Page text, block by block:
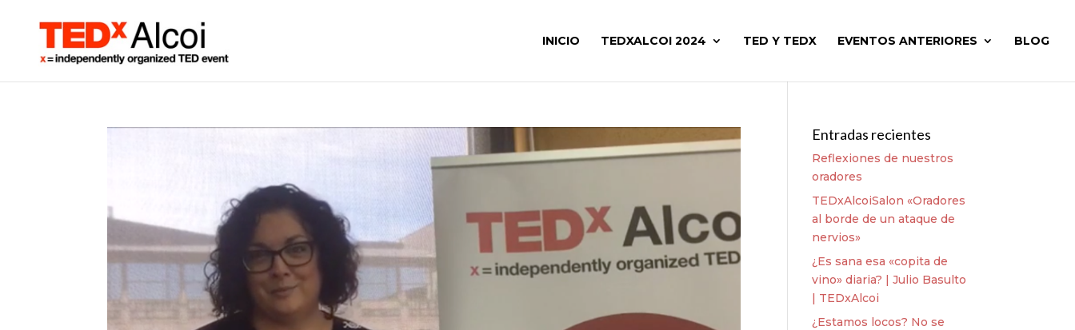
INICIO TEDXALCOI 2024 TED Y TEDX EVENTOS ANTERIORES BLOG
Entradas recientes
Reflexiones de nuestros
oradores
TEDxAlcoiSalon «Oradores
al borde de un ataque de
nervios»
¿Es sana esa «copita de
vino» diaria? | Julio Basulto
| TEDxAlcoi
¿Estamos locos? No se